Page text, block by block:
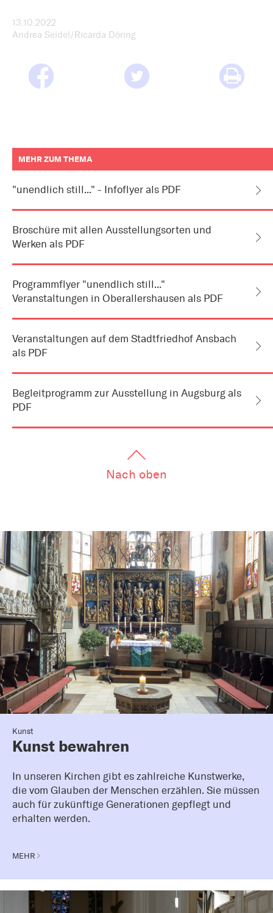
13.10.2022
Andrea Seidel/Ricarda Döring
MEHR ZUM THEMA
zum
als
oder
"unendlich still..." - Infoflyer als PDF
Broschüre mit allen Ausstellungsorten und
Werken als PDF
Programmflyer "unendlich still..."
Veranstaltungen in Oberallershausen als PDF
Veranstaltungen auf dem Stadtfriedhof Ansbach
als PDF
Begleitprogramm zur Ausstellung in Augsburg als
PDF
Nach oben
Kunst
Kunst bewahren
In unseren Kirchen gibt es zahlreiche Kunstwerke,
die vom Glauben der Menschen erzählen. Sie müssen
auch für zukünftige Generationen gepflegt und
erhalten werden.
MEHR